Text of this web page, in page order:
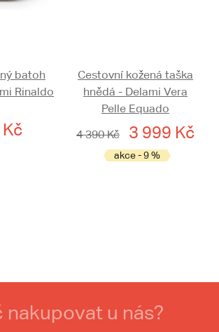
batoh
Rinaldo
Cestovní kožená taška
hnědá - Delami Vera
Pelle Equado
4 390 Kč
3 999 Kč
akce - 9 %
nakupovat u nás?